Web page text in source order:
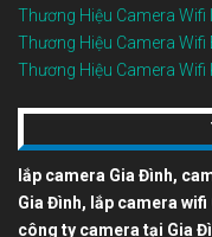
Thương Hiệu Camera Wifi
Thương Hiệu Camera Wifi
Thương Hiệu Camera Wifi
lắp camera Gia Đình,
Gia Đình, lắp camera
công ty camera tại Gia